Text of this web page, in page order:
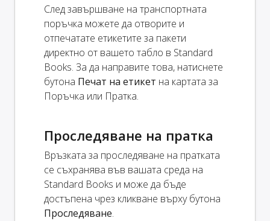
След завършване на транспортната
поръчка можете да отворите и
отпечатате етикетите за пакети
директно от вашето табло в Standard
Books. За да направите това, натиснете
бутона Печат на етикет на картата за
Поръчка или Пратка.
Проследяване на пратка
Връзката за проследяване на пратката
се съхранява във вашата среда на
Standard Books и може да бъде
достъпена чрез кликване върху бутона
Проследяване.